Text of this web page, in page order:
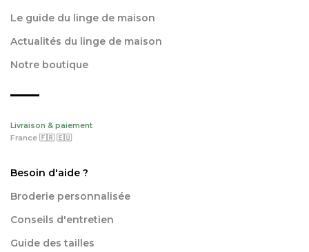
Le guide du linge de maison
Actualités du linge de maison
Notre boutique
Livraison & paiement
France 🇫🇷 🇪🇺
Besoin d'aide ?
Broderie personnalisée
Conseils d'entretien
Guide des tailles